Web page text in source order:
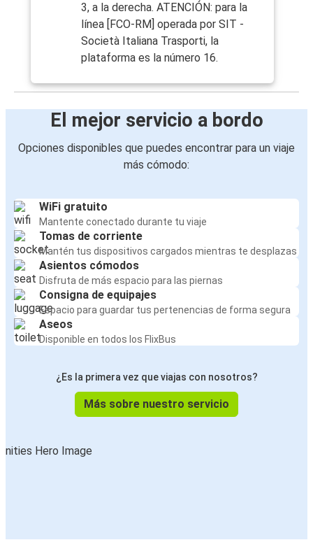
3, a la derecha. ATENCIÓN: para la
línea [FCO-RM] operada por SIT -
Società Italiana Trasporti, la
plataforma es la número 16.
El mejor servicio a bordo
Opciones disponibles que puedes encontrar para un viaje
más cómodo:
WiFi gratuito
Mantente conectado durante tu viaje
Tomas de corriente
Mantén tus dispositivos cargados mientras te desplazas
Asientos cómodos
Disfruta de más espacio para las piernas
Consigna de equipajes
Espacio para guardar tus pertenencias de forma segura
Aseos
Disponible en todos los FlixBus
¿Es la primera vez que viajas con nosotros?
Más sobre nuestro servicio